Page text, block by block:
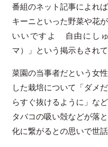
番組のネット記事によれ
キーニといった野菜や花
いいですよ 自由にし
マ）」という掲示もされて
菜園の当事者だという女
した栽培について「ダメ
らすぐ抜けるように」な
タバコの吸い殻などが落
化に繋がるとの思いで世話